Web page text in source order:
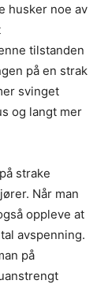
husker noe av
tilstanden
på en strak
svinget
og langt mer
strake
Når man
oppleve at
avspenning.
på